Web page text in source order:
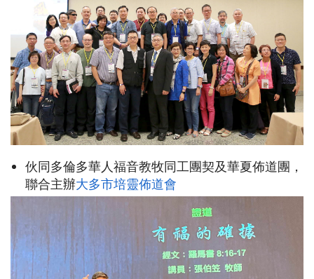
伙同多倫多華人福音教牧同工團契及華夏佈道團，
聯合主辦大多市培靈佈道會